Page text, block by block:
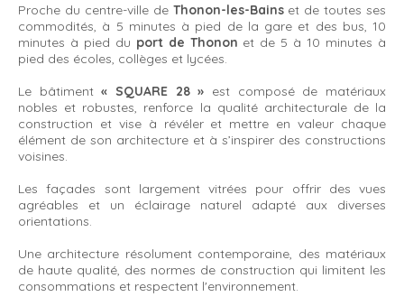
Proche du centre-ville de Thonon-les-Bains et de toutes ses
commodités, à 5 minutes à pied de la gare et des bus, 10
minutes à pied du port de Thonon et de 5 à 10 minutes à
pied des écoles, collèges et lycées.
Le bâtiment« SQUARE 28 » est composé de matériaux
nobles et robustes, renforce la qualité architecturale de la
construction et vise à révéler et mettre en valeur chaque
élément de son architecture et à s’inspirer des constructions
voisines.
Les façades sont largement vitrées pour offrir des vues
agréables et un éclairage naturel adapté aux diverses
orientations.
Une architecture résolument contemporaine, des matériaux
de haute qualité, des normes de construction qui limitent les
consommations et respectent l'environnement.